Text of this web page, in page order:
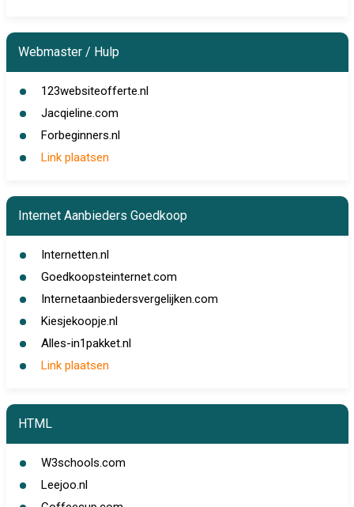
Webmaster / Hulp
123websiteofferte.nl
Jacqieline.com
Forbeginners.nl
Link plaatsen
Internet Aanbieders Goedkoop
Internetten.nl
Goedkoopsteinternet.com
Internetaanbiedersvergelijken.com
Kiesjekoopje.nl
Alles-in1pakket.nl
Link plaatsen
HTML
W3schools.com
Leejoo.nl